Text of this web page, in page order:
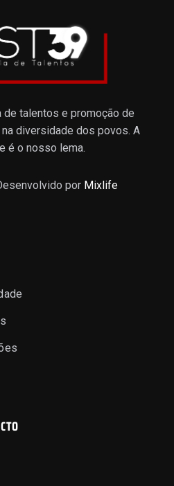
de talentos e promoção de
diversidade dos povos. A
é o nosso lema.
por Mixlife